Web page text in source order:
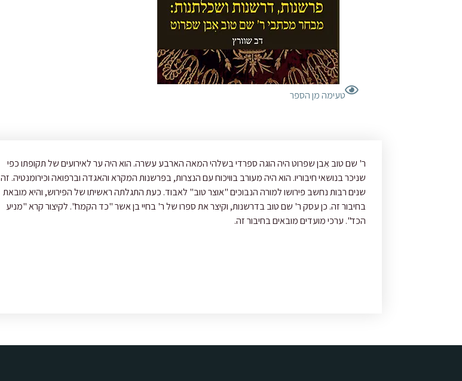
טעימה מן הספר
ר' שם טוב אִבן שפרוט היה הוגה ספרדי בשלהי המאה הארבע עשרה. הוא היה ער לאירועים של תקופתו כפי
שניכר בנושאי חיבוריו. הוא היה מעורב בוויכוח עם הנצרות, בפרשנות המקרא והאגדה וברפואה וכירומנטיה. זה
שנים רבות נחשב פירושו למורה הנבוכים "אוצר טוב" לאבוד. כעת התגלתה ראשיתו של הפירוש, והיא מובאת
בחיבור זה. כן עסק ר' שם טוב בדרשנות, וקיצר את ספרו של ר' בחיי בן אשר "כד הקמח". לקיצור קרא "מניע
הכד". ערכי מועדים מובאים בחיבור זה.